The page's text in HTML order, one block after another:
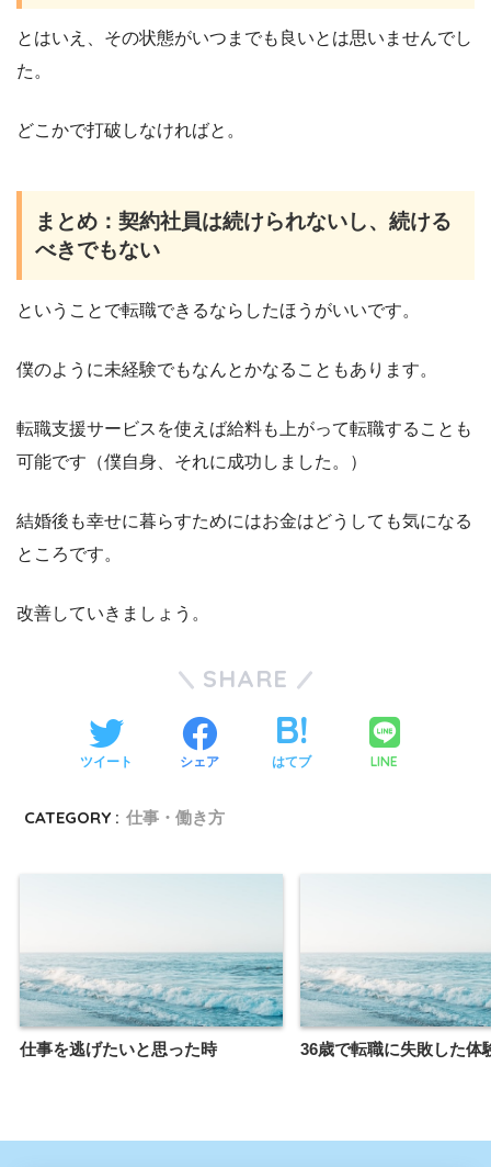
とはいえ、その状態がいつまでも良いとは思いませんでし
た。
どこかで打破しなければと。
まとめ：契約社員は続けられないし、続ける
べきでもない
ということで転職できるならしたほうがいいです。
僕のように未経験でもなんとかなることもあります。
転職支援サービスを使えば給料も上がって転職することも
可能です（僕自身、それに成功しました。）
結婚後も幸せに暮らすためにはお金はどうしても気になる
ところです。
改善していきましょう。
SHARE
ツイート シェア はてブ LINE
CATEGORY : 仕事・働き方
仕事を逃げたいと思った時 36歳で転職に失敗した体